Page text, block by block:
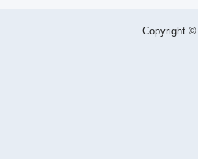
Copyright ©